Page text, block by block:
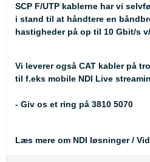
SCP F/UTP kablerne har vi
i stand til at håndtere en
hastigheder på op til 10 Gbit/s
Vi leverer også CAT kabler på
til f.eks mobile NDI Live
- Giv os et ring på 3810 5070
Læs mere om NDI løsninger /